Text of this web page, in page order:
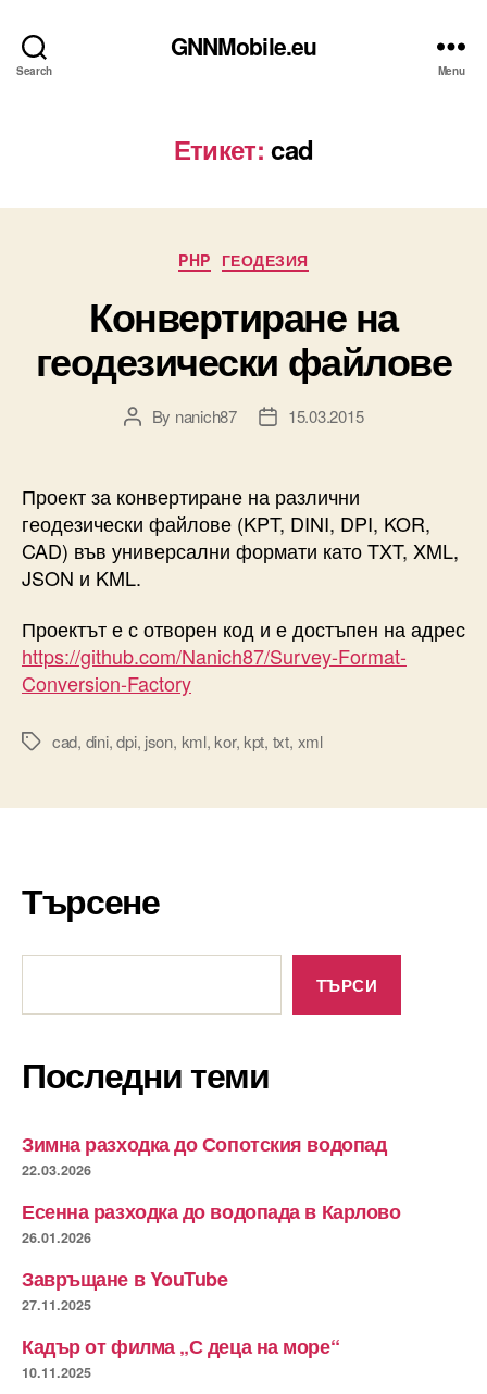
Search
GNNMobile.eu
Menu
Етикет: cad
Categories
PHP ГЕОДЕЗИЯ
Конвертиране на
геодезически файлове
PostBy nanich87
Post15.03.2015
Проект за конвертиране на различни
геодезически файлове (KPT, DINI, DPI, KOR,
CAD) във универсални формати като TXT, XML,
JSON и KML.
Проектът е с отворен код и е достъпен на адрес
https://github.com/Nanich87/Survey-Format-
Conversion-Factory
Tagscad, dini,dpi, json, kml, kor, kpt, txt, xml
Търсене
ТЪРСИ
Последни теми
Зимна разходка до Сопотския водопад
22.03.2026
Есенна разходка до водопада в Карлово
26.01.2026
Завръщане в YouTube
27.11.2025
Кадър от филма „С деца на море“
10.11.2025